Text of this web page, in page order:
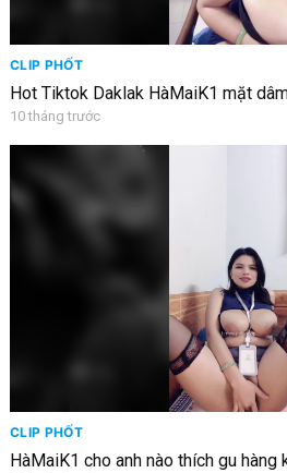
CLIP PHỐT
Hot Tiktok Daklak HàMaiK1 mặt
10 tháng trước
CLIP PHỐT
HàMaiK1 cho anh nào thích gu hàng